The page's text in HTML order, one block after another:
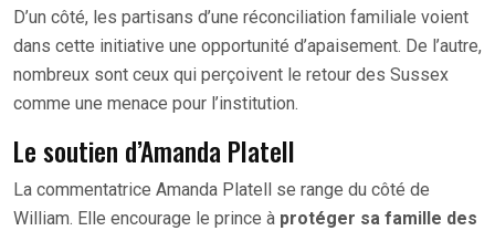
D’un côté, les partisans d’une réconciliation familiale voient
dans cette initiative une opportunité d’apaisement. De l’autre,
nombreux sont ceux qui perçoivent le retour des Sussex
comme une menace pour l’institution.
Le soutien d’Amanda Platell
La commentatrice Amanda Platell se range du côté de
William. Elle encourage le prince à protéger sa famille des